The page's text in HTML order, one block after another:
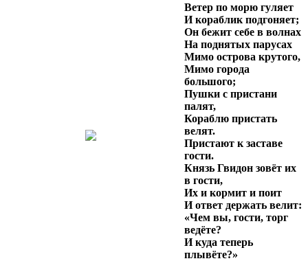
Ветер по морю гуляет
И кораблик подгоняет;
Он бежит себе в волнах
На поднятых парусах
Мимо острова крутого,
Мимо города
большого;
Пушки с пристани
палят,
Кораблю пристать
велят.
Пристают к заставе
гости.
Князь Гвидон зовёт их
в гости,
Их и кормит и поит
И ответ держать велит:
«Чем вы, гости, торг
ведёте?
И куда теперь
плывёте?»